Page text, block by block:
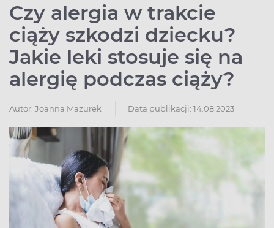
Czy alergia w trakcie
ciąży szkodzi dziecku?
Jakie leki stosuje się na
alergię podczas ciąży?
Autor: Joanna Mazurek Data publikacji: 14.08.2023